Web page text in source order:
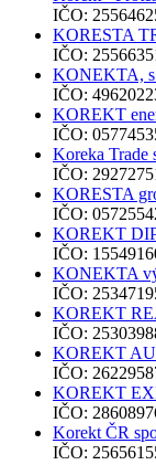
IČO:
KORESTA
IČO:
KONEKTA, s
IČO:
KOREKT
IČO:
Koreka Trade
IČO:
KORESTA
IČO:
KOREKT
IČO:
KONEKTA
IČO:
KOREKT
IČO:
KOREKT
IČO:
KOREKT
IČO:
Korekt ČR
IČO: